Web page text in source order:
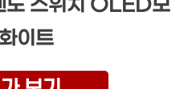
도 스위치 OLED모
이트